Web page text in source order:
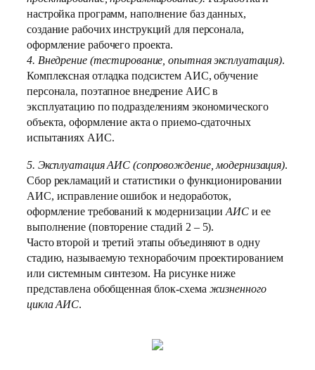
настройка программ, наполнение баз данных,
создание рабочих инструкций для персонала,
оформление рабочего проекта.
4. Внедрение (тестирование, опытная эксплуатация).
Комплексная отладка подсистем АИС, обучение
персонала, поэтапное внедрение АИС в
эксплуатацию по подразделениям экономического
объекта, оформление акта о приемо-сдаточных
испытаниях АИС.
5. Эксплуатация АИС (сопровождение, модернизация).
Сбор рекламаций и статистики о функционировании
АИС, исправление ошибок и недоработок,
оформление требований к модернизацииАИС и ее
выполнение (повторение стадий 2 – 5).
Часто второй и третий этапы объединяют в одну
стадию, называемую технорабочим проектированием
или системным синтезом. На рисунке ниже
представлена обобщенная блок-схема жизненного
цикла АИС.